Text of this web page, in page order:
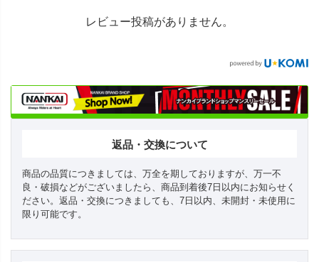
レビュー投稿がありません。
返品・交換について
商品の品質につきましては、万全を期しておりますが、万一不
良・破損などがございましたら、商品到着後7日以内にお知らせく
ださい。返品・交換につきましても、7日以内、未開封・未使用に
限り可能です。